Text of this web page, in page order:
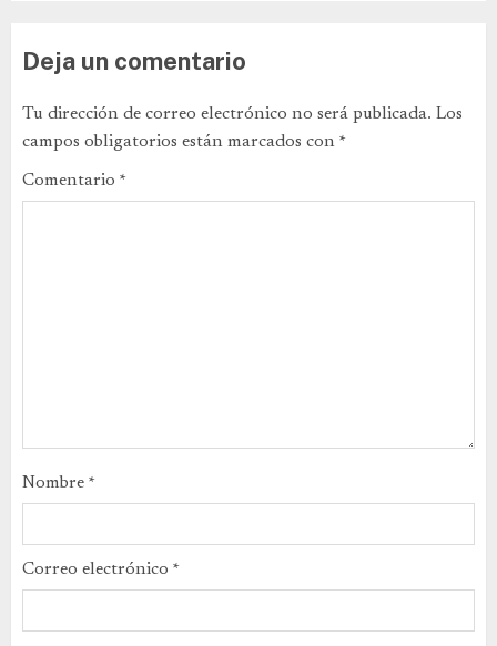
Deja un comentario
Tu dirección de correo electrónico no será publicada. Los
campos obligatorios están marcados con *
Comentario *
Nombre *
Correo electrónico *